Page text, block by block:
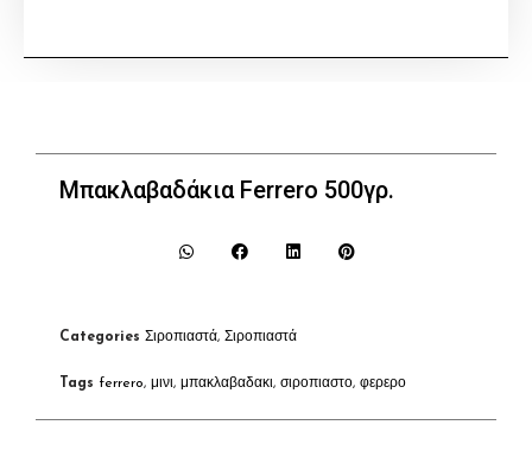
Μπακλαβαδάκια Ferrero 500γρ.
Categories Σιροπιαστά, Σιροπιαστά
Tags ferrero, μινι, μπακλαβαδακι, σιροπιαστο, φερερο